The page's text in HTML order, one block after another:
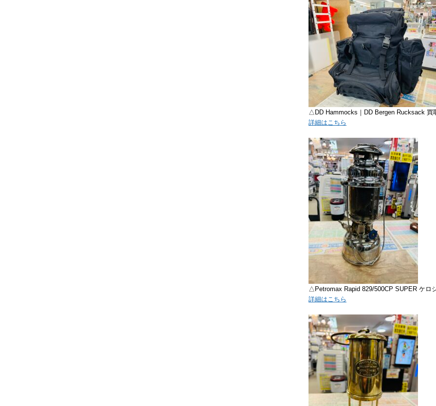
△DD Hammocks｜DD Bergen Rucksack 買
詳細はこちら
△Petromax Rapid 829/500CP SUPER ケロ
詳細はこちら